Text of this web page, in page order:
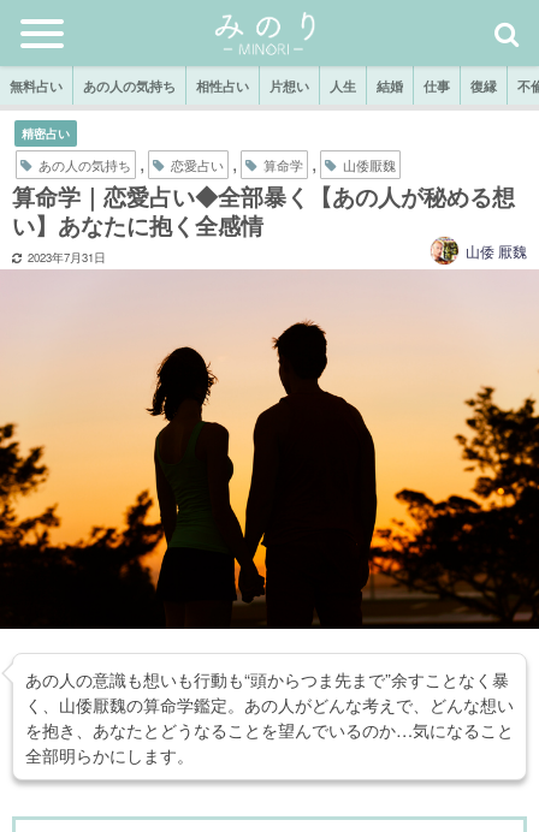
無料占い あの人の気持ち 相性占い 片想い 人生 結婚 仕事 復縁 不
精密占い
あの人の気持ち , 恋愛占い , 算命学 , 山倭厭魏
算命学｜恋愛占い◆全部暴く【あの人が秘める想
い】あなたに抱く全感情
2023年7月31日 山倭 厭魏
あの人の意識も想いも行動も“頭からつま先まで”余すことなく暴
く、山倭厭魏の算命学鑑定。あの人がどんな考えで、どんな想い
を抱き、あなたとどうなることを望んでいるのか…気になること
全部明らかにします。